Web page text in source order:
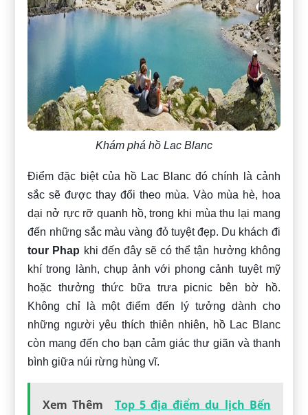
Khám phá hồ Lac Blanc
Điểm đặc biệt của hồ Lac Blanc đó chính là cảnh
sắc sẽ được thay đổi theo mùa. Vào mùa hè, hoa
dại nở rực rỡ quanh hồ, trong khi mùa thu lại mang
đến những sắc màu vàng đỏ tuyệt đẹp. Du khách đi
tour Phap khi đến đây sẽ có thể tận hưởng không
khí trong lành, chụp ảnh với phong cảnh tuyệt mỹ
hoặc thưởng thức bữa trưa picnic bên bờ hồ.
Không chỉ là một điểm đến lý tưởng dành cho
những người yêu thích thiên nhiên, hồ Lac Blanc
còn mang đến cho bạn cảm giác thư giãn và thanh
bình giữa núi rừng hùng vĩ.
Xem Thêm
Top 5 địa điểm du lịch Bến